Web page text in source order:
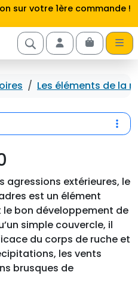
sur votre 1ère commande !
Account
Cart
Les éléments de la
agressions extérieures, le
est un élément
le bon développement de
simple couvercle, il
du corps de ruche et
les vents
brusques de